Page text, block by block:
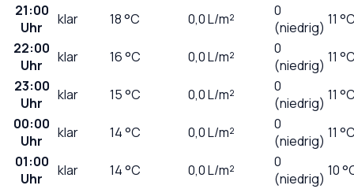
21:00
Uhr
klar 18°C 0,0L/m²
0
(niedrig) 11
22:00
Uhr
klar 16°C 0,0L/m²
0
(niedrig) 11
23:00
Uhr
klar 15°C 0,0L/m²
0
(niedrig) 11
00:00
Uhr
klar 14°C 0,0L/m²
0
(niedrig) 11
01:00
Uhr
klar 14°C 0,0L/m²
0
(niedrig) 10